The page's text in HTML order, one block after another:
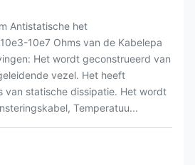
Antistatische het
10e7 Ohms van de Kabelepa
Het wordt geconstrueerd van
vezel. Het heeft
van statische dissipatie. Het wordt
Temperatuu...